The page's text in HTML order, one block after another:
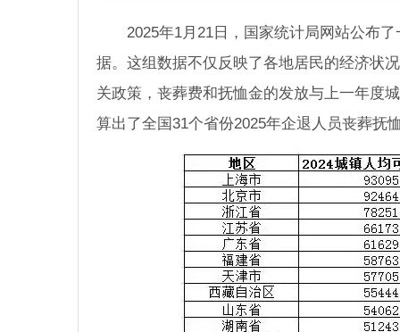
2025年1月21日，国家统计局网站公布
据。这组数据不仅反映了各地居民的经济状
关政策，丧葬费和抚恤金的发放与上一年度
算出了全国31个省份2025年企退人员丧葬抚